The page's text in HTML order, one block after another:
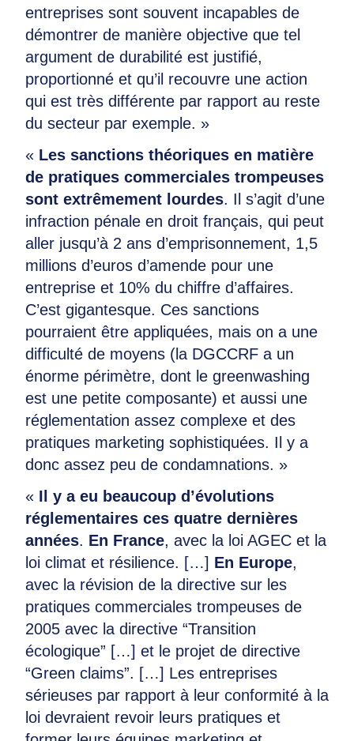
entreprises sont souvent incapables de
démontrer de manière objective que tel
argument de durabilité est justifié,
proportionné et qu’il recouvre une action
qui est très différente par rapport au reste
du secteur par exemple. »
« Les sanctions théoriques en matière
de pratiques commerciales trompeuses
sont extrêmement lourdes. Il s’agit d’une
infraction pénale en droit français, qui peut
aller jusqu’à 2 ans d’emprisonnement, 1,5
millions d’euros d’amende pour une
entreprise et 10% du chiffre d’affaires.
C’est gigantesque. Ces sanctions
pourraient être appliquées, mais on a une
difficulté de moyens (la DGCCRF a un
énorme périmètre, dont le greenwashing
est une petite composante) et aussi une
réglementation assez complexe et des
pratiques marketing sophistiquées. Il y a
donc assez peu de condamnations. »
« Il y a eu beaucoup d’évolutions
réglementaires ces quatre dernières
années. En France, avec la loi AGEC et la
loi climat et résilience. […] En Europe,
avec la révision de la directive sur les
pratiques commerciales trompeuses de
2005 avec la directive “Transition
écologique” […] et le projet de directive
“Green claims”. […] Les entreprises
sérieuses par rapport à leur conformité à la
loi devraient revoir leurs pratiques et